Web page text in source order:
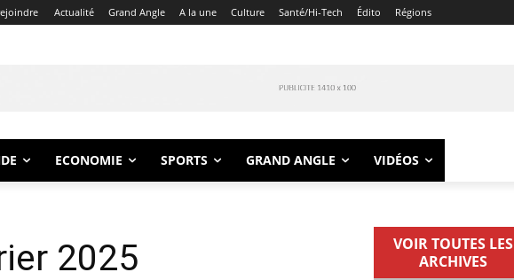
Actualité Grand Angle A la une Culture Santé/Hi-Tech Édito Régions
ECONOMIE SPORTS GRAND ANGLE VIDÉOS
2025
VOIR TOUTES LES
ARCHIVES